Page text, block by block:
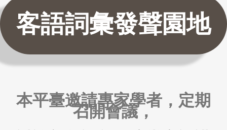
客語詞彙發聲園地
本平臺邀請專家學者，定期
召開會議，